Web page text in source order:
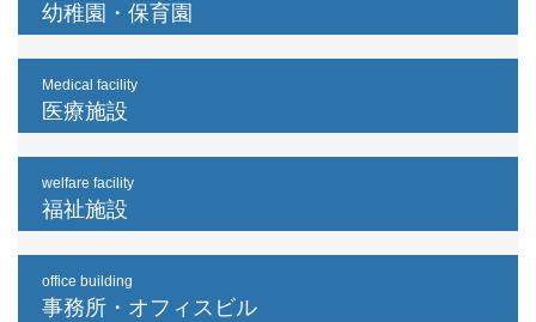
幼稚園・保育園
Medical facility
医療施設
welfare facility
福祉施設
office building
事務所・オフィスビル